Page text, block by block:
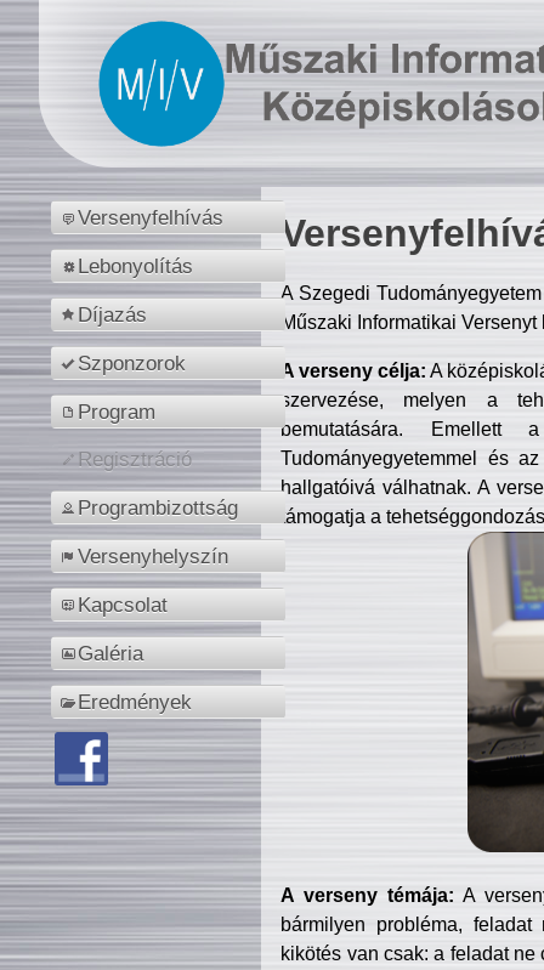
Versenyfelhívás
Lebonyolítás
Díjazás
Szponzorok
Program
Regisztráció
Programbizottság
Versenyhelyszín
Kapcsolat
Galéria
Eredmények
A Szegedi
Műszaki Informatikai
A verseny célja: A
szervezése, melyen a
bemutatására. Emellett
Tudományegyetemmel és
hallgatóivá válhatnak. A
támogatja a
A verseny témája: A
bármilyen probléma, feladat
kikötés van csak: a feladat